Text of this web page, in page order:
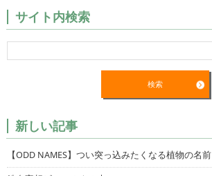
サイト内検索
新しい記事
【ODD NAMES】つい突っ込みたくなる植物の名前